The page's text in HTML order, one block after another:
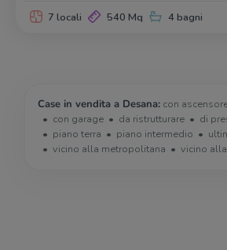
7 locali 540 Mq 4 bagni
Case in vendita a Desana: con
con garage
da ristrutturare
di
piano terra
piano intermedio
vicino alla metropolitana
vicino